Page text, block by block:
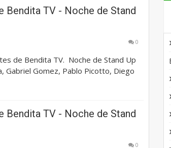
Bendita TV - Noche de Stand
0
de Bendita TV. Noche de Stand Up
Gabriel Gomez, Pablo Picotto, Diego
Bendita TV - Noche de Stand
0